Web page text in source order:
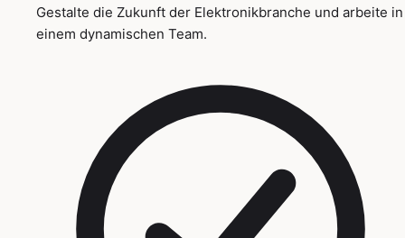
Gestalte die Zukunft der Elektronikbranche und arbeite in
einem dynamischen Team.